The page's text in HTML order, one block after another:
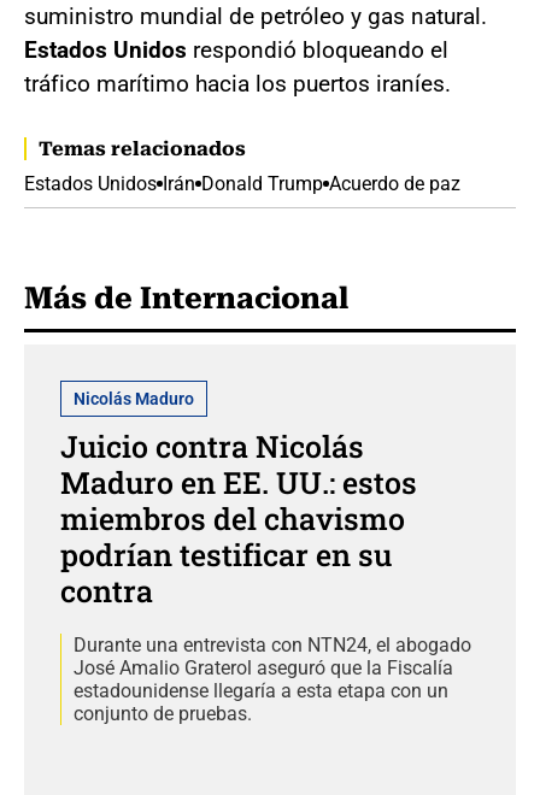
suministro mundial de petróleo y gas natural.
Estados Unidos respondió bloqueando el
tráfico marítimo hacia los puertos iraníes.
Temas relacionados
Estados Unidos Irán Donald Trump Acuerdo de paz
Más de Internacional
Nicolás Maduro
Juicio contra Nicolás
Maduro en EE. UU.: estos
miembros del chavismo
podrían testificar en su
contra
Durante una entrevista con NTN24, el abogado
José Amalio Graterol aseguró que la Fiscalía
estadounidense llegaría a esta etapa con un
conjunto de pruebas.